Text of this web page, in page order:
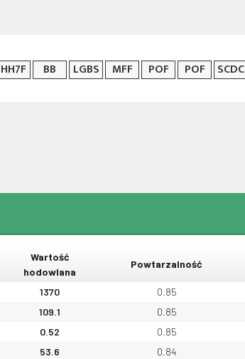
HH7F BB LGBS MFF POF POF SCDC
Wartość
hodowlana
Powtarzalność
1370 0.85
109.1 0.85
0.52 0.85
53.6 0.84